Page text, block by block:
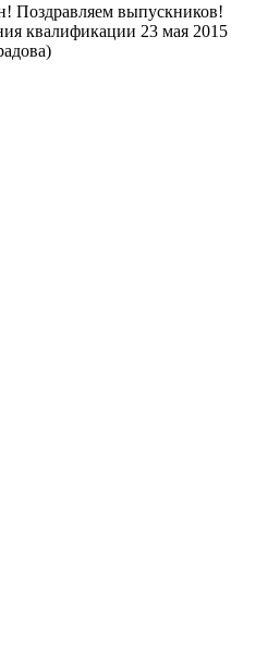
Поздравляем выпускников!
квалификации 23 мая 2015